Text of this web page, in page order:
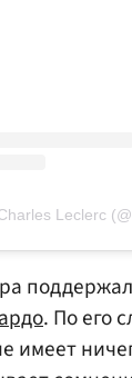
Leclerc
. По его
имеет